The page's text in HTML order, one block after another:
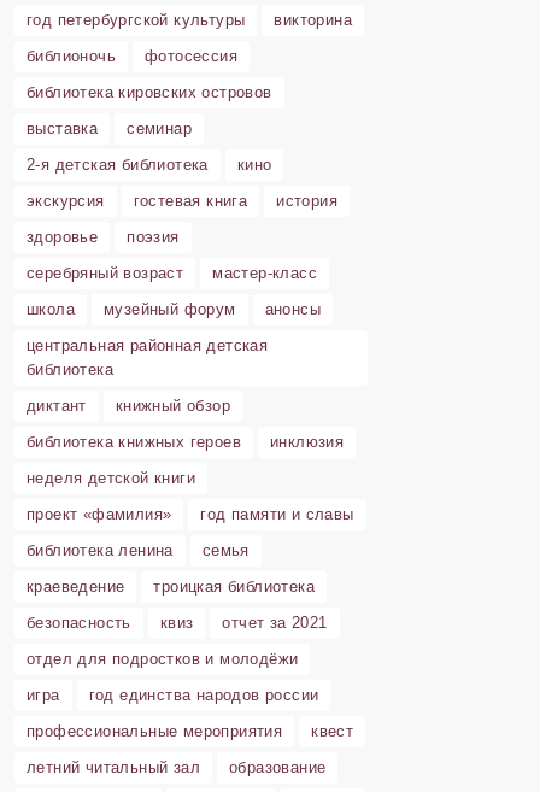
год петербургской культуры
викторина
библионочь
фотосессия
библиотека кировских островов
выставка
семинар
2-я детская библиотека
кино
экскурсия
гостевая книга
история
здоровье
поэзия
серебряный возраст
мастер-класс
школа
музейный форум
анонсы
центральная районная детская
библиотека
диктант
книжный обзор
библиотека книжных героев
инклюзия
неделя детской книги
проект «фамилия»
год памяти и славы
библиотека ленина
семья
краеведение
троицкая библиотека
безопасность
квиз
отчет за 2021
отдел для подростков и молодёжи
игра
год единства народов россии
профессиональные мероприятия
квест
летний читальный зал
образование